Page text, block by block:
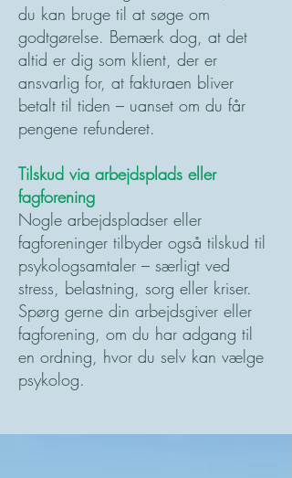
du kan bruge til at søge om
godtgørelse. Bemærk dog, at det
altid er dig som klient, der er
ansvarlig for, at fakturaen bliver
betalt til tiden – uanset om du får
pengene refunderet.
Tilskud via arbejdsplads eller
fagforening
Nogle arbejdspladser eller
fagforeninger tilbyder også tilskud til
psykologsamtaler – særligt ved
stress, belastning, sorg eller kriser.
Spørg gerne din arbejdsgiver eller
fagforening, om du har adgang til
en ordning, hvor du selv kan vælge
psykolog.